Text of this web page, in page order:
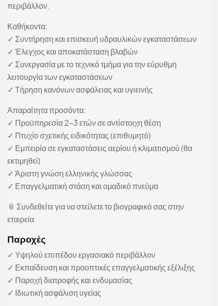
περιβάλλον.
Καθήκοντα:
✓ Συντήρηση και επισκευή υδραυλικών εγκαταστάσεων
✓ Έλεγχος και αποκατάσταση βλαβών
✓ Συνεργασία με το τεχνικό τμήμα για την εύρυθμη
λειτουργία των εγκαταστάσεων
✓ Τήρηση κανόνων ασφάλειας και υγιεινής
Απαραίτητα προσόντα:
✓ Προϋπηρεσία 2–3 ετών σε αντίστοιχη θέση
✓ Πτυχίο σχετικής ειδικότητας (επιθυμητό)
✓ Εμπειρία σε εγκαταστάσεις αερίου ή κλιματισμού (θα
εκτιμηθεί)
✓ Άριστη γνώση ελληνικής γλώσσας
✓ Επαγγελματική στάση και ομαδικό πνεύμα
📎 Συνδεθείτε για να στείλετε το βιογραφικό σας στην
εταιρεία.
Παροχές
✓ Υψηλού επιπέδου εργασιακό περιβάλλον
✓ Εκπαίδευση και προοπτικές επαγγελματικής εξέλιξης
✓ Παροχή διατροφής και ενδυμασίας
✓ Ιδιωτική ασφάλιση υγείας